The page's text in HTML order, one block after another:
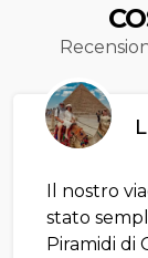
Il nostro
stato
Piramidi di